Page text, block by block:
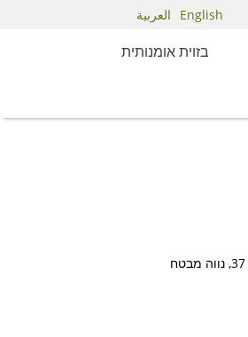
English العربية
בזוית אומנותית